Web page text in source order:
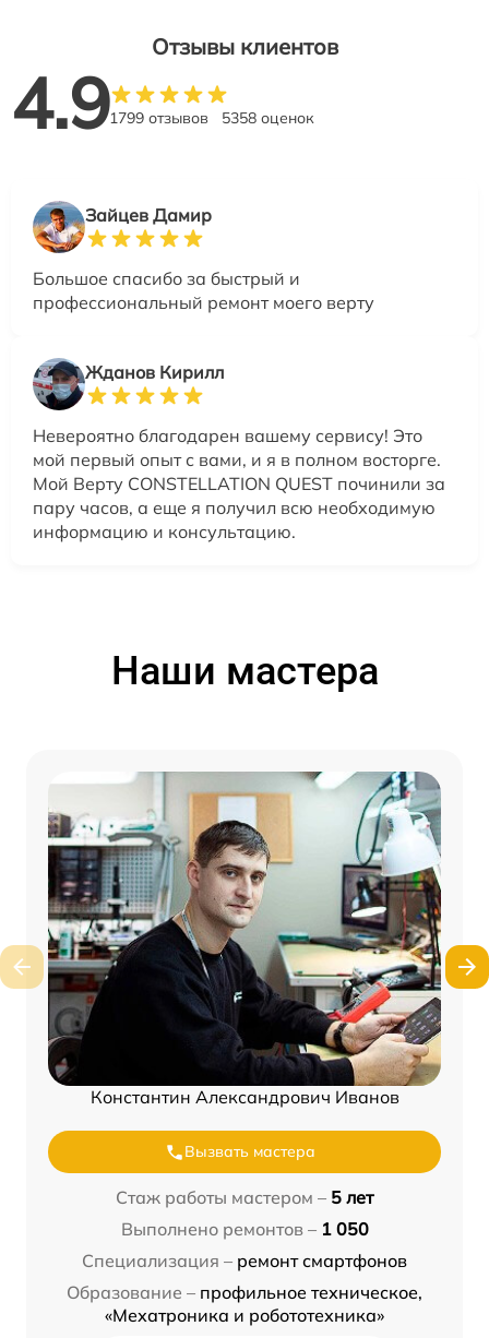
Отзывы клиентов
4.91799 отзывов 5358 оценок
Зайцев Дамир
Большое спасибо за быстрый и
профессиональный ремонт моего верту
Жданов Кирилл
Невероятно благодарен вашему сервису! Это
мой первый опыт с вами, и я в полном восторге.
Мой Верту CONSTELLATION QUEST починили за
пару часов, а еще я получил всю необходимую
информацию и консультацию.
Наши мастера
Константин Александрович Иванов
Вызвать мастера
Стаж работы мастером – 5 лет
Выполнено ремонтов – 1 050
Специализация – ремонт смартфонов
Образование – профильное техническое,
«Мехатроника и робототехника»